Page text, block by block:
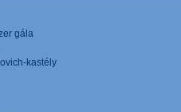
gála
kastély